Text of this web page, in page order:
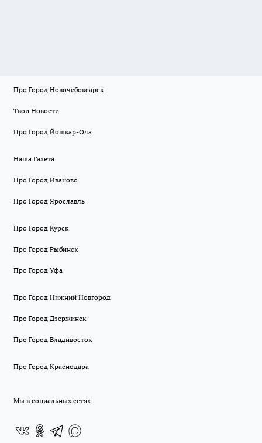
Про Город Новочебоксарск
Твои Новости
Про Город Йошкар-Ола
Наша Газета
Про Город Иваново
Про Город Ярославль
Про Город Курск
Про Город Рыбинск
Про Город Уфа
Про Город Нижний Новгород
Про Город Дзержинск
Про Город Владивосток
Про Город Краснодара
Мы в социальных сетях